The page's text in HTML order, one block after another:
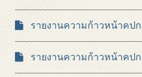
รายงานความก้าวหน้าคป
รายงานความก้าวหน้าคป